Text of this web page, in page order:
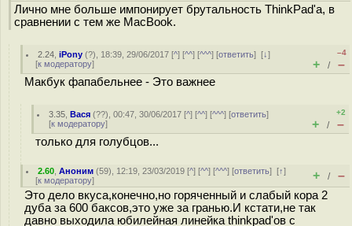
Лично мне больше импонирует брутальность ThinkPad'a, в
сравнении с тем же MacBook.
2.24 ,iPony (?), 18:39, 29/06/2017 [^] [^^] [^^^] [ответить][↓]
[к модератору]
–4
+ / –
Макбук фапабельнее - Это важнее
3.35 ,Вася (??), 00:47, 30/06/2017 [^] [^^] [^^^] [ответить]
[к модератору]
+2
+ / –
только для голубцов...
2.60 ,Аноним (59), 12:19, 23/03/2019 [^] [^^] [^^^] [ответить][↑]
[к модератору] + / –
Это дело вкуса,конечно,но горяченный и слабый кора 2
дуба за 600 баксов,это уже за гранью.И кстати,не так
давно выходила юбилейная линейка thinkpad'ов с